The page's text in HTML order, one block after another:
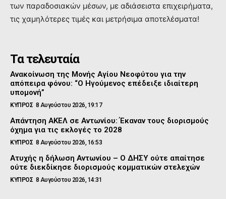
των παραδοσιακών μέσων, με αδιάσειστα επιχειρήματα,
τις χαμηλότερες τιμές και μετρήσιμα αποτελέσματα!
Τα τελευταία
Ανακοίνωση της Μονής Αγίου Νεοφύτου για την
απόπειρα φόνου: “Ο Ηγούμενος επέδειξε ιδιαίτερη
υπομονή”
ΚΥΠΡΟΣ 8 Αυγούστου 2026, 19:17
Απάντηση ΑΚΕΛ σε Αντωνίου: Έκαναν τους διορισμούς
όχημα για τις εκλογές το 2028
ΚΥΠΡΟΣ 8 Αυγούστου 2026, 16:53
Ατυχής η δήλωση Αντωνίου – Ο ΔΗΣΥ ούτε απαίτησε
ούτε διεκδίκησε διορισμούς κομματικών στελεχών
ΚΥΠΡΟΣ 8 Αυγούστου 2026, 14:31